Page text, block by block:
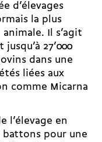
d’élevages
la plus
Il s’agit
27’000
dans une
liées aux
comme Micarna
l’élevage en
battons pour une